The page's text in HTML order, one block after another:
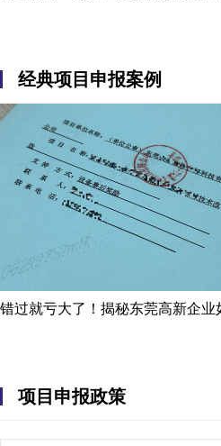
经典项目申报案例
项目申报政策